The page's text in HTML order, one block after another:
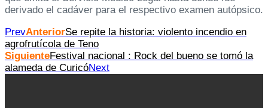
derivado el cadáver para el respectivo examen autópsico.
PrevAnteriorSe repite la historia: violento incendio en
agrofrutícola de Teno
SiguienteFestival nacional : Rock del bueno se tomó la
alameda de CuricóNext